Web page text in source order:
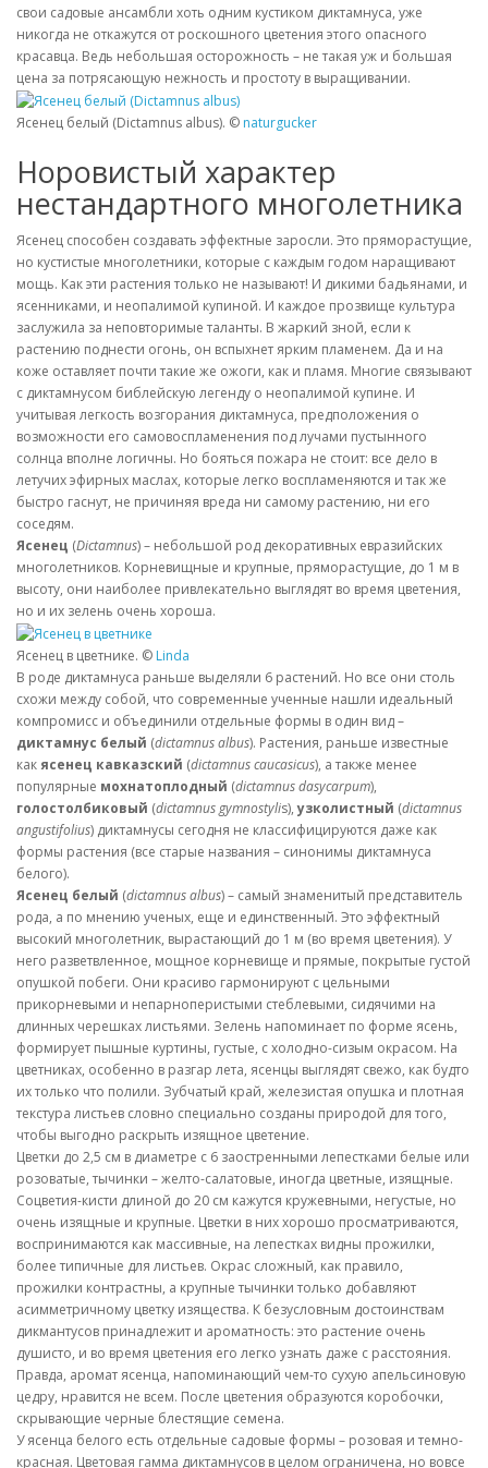
свои садовые ансамбли хоть одним кустиком диктамнуса, уже
никогда не откажутся от роскошного цветения этого опасного
красавца. Ведь небольшая осторожность – не такая уж и большая
цена за потрясающую нежность и простоту в выращивании.
Ясенец белый (Dictamnus albus). © naturgucker
Норовистый характер
нестандартного многолетника
Ясенец способен создавать эффектные заросли. Это пряморастущие,
но кустистые многолетники, которые с каждым годом наращивают
мощь. Как эти растения только не называют! И дикими бадьянами, и
ясенниками, и неопалимой купиной. И каждое прозвище культура
заслужила за неповторимые таланты. В жаркий зной, если к
растению поднести огонь, он вспыхнет ярким пламенем. Да и на
коже оставляет почти такие же ожоги, как и пламя. Многие связывают
с диктамнусом библейскую легенду о неопалимой купине. И
учитывая легкость возгорания диктамнуса, предположения о
возможности его самовоспламенения под лучами пустынного
солнца вполне логичны. Но бояться пожара не стоит: все дело в
летучих эфирных маслах, которые легко воспламеняются и так же
быстро гаснут, не причиняя вреда ни самому растению, ни его
соседям.
Ясенец (Dictamnus) – небольшой род декоративных евразийских
многолетников. Корневищные и крупные, пряморастущие, до 1 м в
высоту, они наиболее привлекательно выглядят во время цветения,
но и их зелень очень хороша.
Ясенец в цветнике. © Linda
В роде диктамнуса раньше выделяли 6 растений. Но все они столь
схожи между собой, что современные ученные нашли идеальный
компромисс и объединили отдельные формы в один вид –
диктамнус белый (dictamnus albus). Растения, раньше известные
какясенец кавказский (dictamnus caucasicus), а также менее
популярные мохнатоплодный (dictamnus dasycarpum),
голостолбиковый (dictamnus gymnostylis),узколистный (dictamnus
angustifolius) диктамнусы сегодня не классифицируются даже как
формы растения (все старые названия – синонимы диктамнуса
белого).
Ясенец белый (dictamnus albus) – самый знаменитый представитель
рода, а по мнению ученых, еще и единственный. Это эффектный
высокий многолетник, вырастающий до 1 м (во время цветения). У
него разветвленное, мощное корневище и прямые, покрытые густой
опушкой побеги. Они красиво гармонируют с цельными
прикорневыми и непарноперистыми стеблевыми, сидячими на
длинных черешках листьями. Зелень напоминает по форме ясень,
формирует пышные куртины, густые, с холодно-сизым окрасом. На
цветниках, особенно в разгар лета, ясенцы выглядят свежо, как будто
их только что полили. Зубчатый край, железистая опушка и плотная
текстура листьев словно специально созданы природой для того,
чтобы выгодно раскрыть изящное цветение.
Цветки до 2,5 см в диаметре с 6 заостренными лепестками белые или
розоватые, тычинки – желто-салатовые, иногда цветные, изящные.
Соцветия-кисти длиной до 20 см кажутся кружевными, негустые, но
очень изящные и крупные. Цветки в них хорошо просматриваются,
воспринимаются как массивные, на лепестках видны прожилки,
более типичные для листьев. Окрас сложный, как правило,
прожилки контрастны, а крупные тычинки только добавляют
асимметричному цветку изящества. К безусловным достоинствам
дикмантусов принадлежит и ароматность: это растение очень
душисто, и во время цветения его легко узнать даже с расстояния.
Правда, аромат ясенца, напоминающий чем-то сухую апельсиновую
цедру, нравится не всем. После цветения образуются коробочки,
скрывающие черные блестящие семена.
У ясенца белого есть отдельные садовые формы – розовая и темно-
красная. Цветовая гамма диктамнусов в целом ограничена, но вовсе